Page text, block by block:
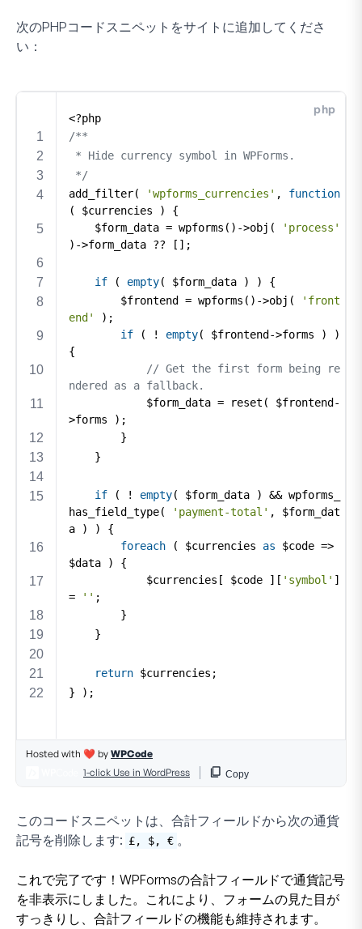
次のPHPコードスニペットをサイトに追加してくださ
い：
このコードスニペットは、合計フィールドから次の通貨
記号を削除します: £, $, € 。
これで完了です！WPFormsの合計フィールドで通貨記号
を非表示にしました。これにより、フォームの見た目が
すっきりし、合計フィールドの機能も維持されます。